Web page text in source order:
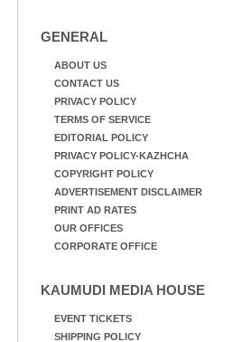
GENERAL
ABOUT US
CONTACT US
PRIVACY POLICY
TERMS OF SERVICE
EDITORIAL POLICY
PRIVACY POLICY-KAZHCHA
COPYRIGHT POLICY
ADVERTISEMENT DISCLAIMER
PRINT AD RATES
OUR OFFICES
CORPORATE OFFICE
KAUMUDI MEDIA HOUSE
EVENT TICKETS
SHIPPING POLICY